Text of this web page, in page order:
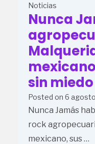
Noticias
Nunca
sin miedo
Posted on 6
Nunca Jamás
rock
mexicano, sus …